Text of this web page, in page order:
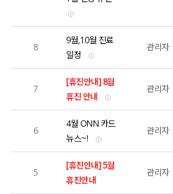
8
9월,10월 진료
일정
관리자
7
[휴진안내] 8월
휴진 안내
관리자
6
4월 ONN 카드
뉴스~!
관리자
5
[휴진안내] 5월
휴진안내
관리자